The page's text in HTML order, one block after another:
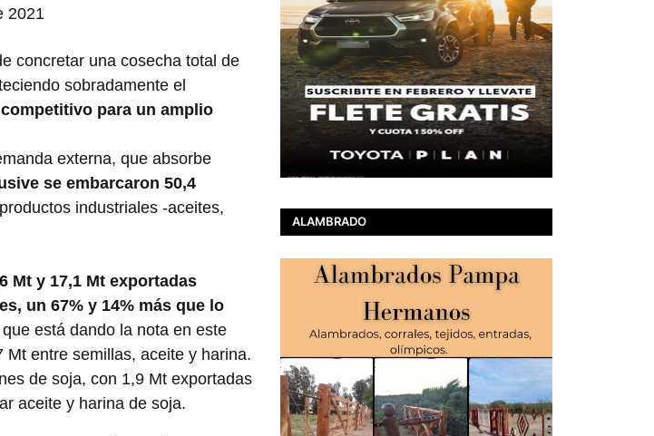
2021
concretar una cosecha total de
sobradamente el
para un amplio
externa, que absorbe
se embarcaron 50,4
industriales -aceites,
Mt y 17,1 Mt exportadas
un 67% y 14% más que lo
está dando la nota en este
entre semillas, aceite y harina.
de soja, con 1,9 Mt exportadas
aceite y harina de soja.
ALAMBRADO